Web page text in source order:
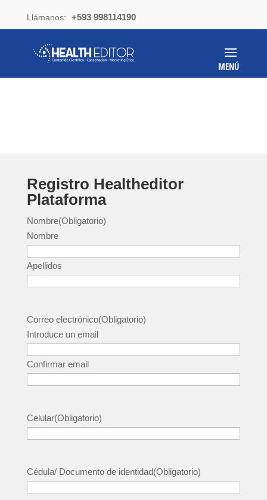
Llámanos: +593 998114190
Registro Healtheditor
Plataforma
Nombre(Obligatorio)
Nombre
Apellidos
Correo electrónico(Obligatorio)
Introduce un email
Confirmar email
Celular(Obligatorio)
Cédula/ Documento de identidad(Obligatorio)